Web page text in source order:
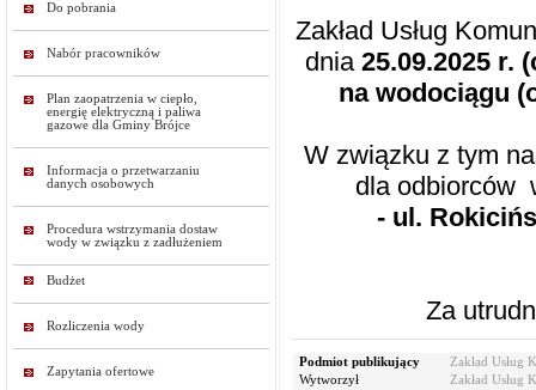
Do pobrania
Nabór pracowników
Plan zaopatrzenia w ciepło,
energię elektryczną i paliwa
gazowe dla Gminy Brójce
Informacja o przetwarzaniu
danych osobowych
Procedura wstrzymania dostaw
wody w związku z zadłużeniem
Budżet
Rozliczenia wody
Zapytania ofertowe
Zakład Usług
dnia 25.09.2025 r.
na wodociągu
W związku z tym na
dla odbiorców
- ul.
Za
Podmiot publikujący
Zakład Usług
Wytworzył
Zakład Usług